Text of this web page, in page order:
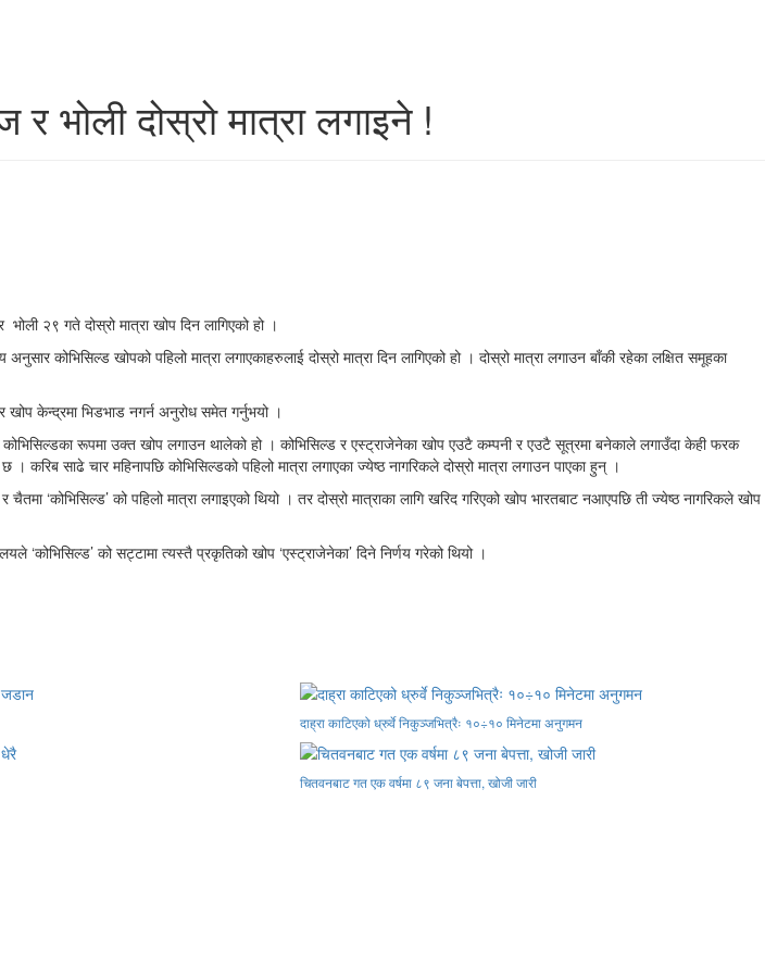
भोली दोस्रो मात्रा लगाइने !
२९ गते दोस्रो मात्रा खोप दिन लागिएको हो ।
कोभिसिल्ड खोपको पहिलो मात्रा लगाएकाहरुलाई दोस्रो मात्रा दिन लागिएको हो । दोस्रो मात्रा लगाउन बाँकी रहेका लक्षित समूहका
खोप केन्द्रमा भिडभाड नगर्न अनुरोध समेत गर्नुभयो ।
कोभिसिल्डका रूपमा उक्त खोप लगाउन थालेको हो । कोभिसिल्ड र एस्ट्राजेनेका खोप एउटै कम्पनी र एउटै सूत्रमा बनेकाले लगाउँदा केही फरक
करिब साढे चार महिनापछि कोभिसिल्डको पहिलो मात्रा लगाएका ज्येष्ठ नागरिकले दोस्रो मात्रा लगाउन पाएका हुन् ।
को पहिलो मात्रा लगाइएको थियो । तर दोस्रो मात्राका लागि खरिद गरिएको खोप भारतबाट नआएपछि ती ज्येष्ठ नागरिकले खोप
‘कोभिसिल्ड’ को सट्टामा त्यस्तै प्रकृतिको खोप ‘एस्ट्राजेनेका’ दिने निर्णय गरेको थियो ।
दाह्रा काटिएको ध्रुर्वे निकुञ्जभित्रैः १०÷१० मिनेटमा अनुगमन
चितवनबाट गत एक वर्षमा ८९ जना बेपत्ता, खोजी जारी